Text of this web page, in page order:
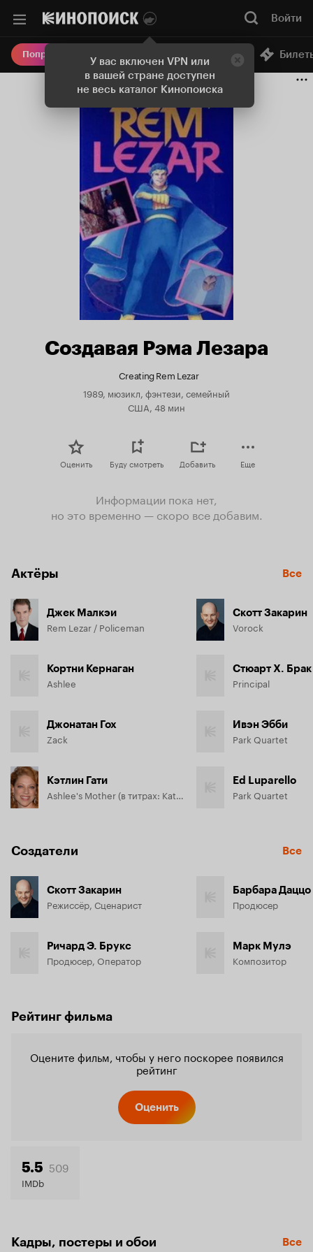
У вас включен VPN или
в вашей стране доступен
не весь каталог Кинопоиска
Войти
Попробовать Плюс Онлайн-кинотеатр
Создавая Рэма Лезара
Creating Rem Lezar
1989, мюзикл, фэнтези, семейный
США, 48 мин
Оценить Буду смотреть Добавить Еще
Информации пока нет,
но это временно — скоро все добавим.
Актёры Все
Джек Малкэи
Rem Lezar / Policeman
Кортни Кернаган
Ashlee
Джонатан Гох
Zack
Кэтлин Гати
Ashlee's Mother (в титрах: Kathi Gati)
Скотт Закарин
Vorock
Стюарт Х. Брак
Principal
Ивэн Эбби
Park Quartet
Ed Luparello
Park Quartet
Создатели Все
Скотт Закарин
Режиссёр, Сценарист
Ричард Э. Брукс
Продюсер, Оператор
Барбара Даццо
Продюсер
Марк Мулэ
Композитор
Рейтинг фильма
Оцените фильм, чтобы у него поскорее появился
рейтинг
Оценить
5.5 509
IMDb
Кадры, постеры и обои Все